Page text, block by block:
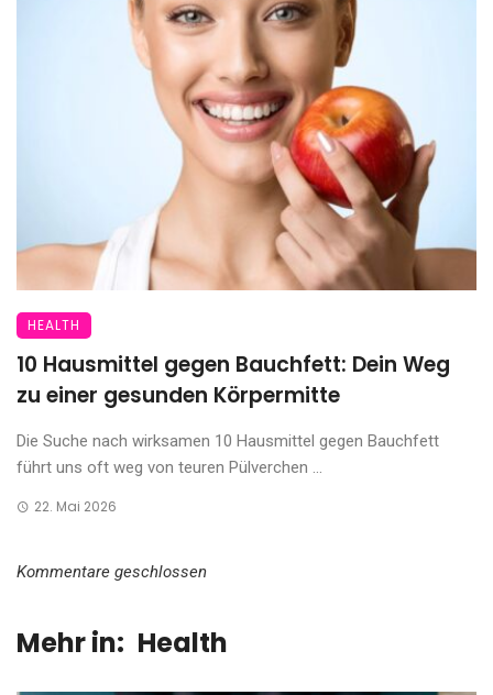
HEALTH
10 Hausmittel gegen Bauchfett: Dein Weg
zu einer gesunden Körpermitte
Die Suche nach wirksamen 10 Hausmittel gegen Bauchfett
führt uns oft weg von teuren Pülverchen ...
22. Mai 2026
Kommentare geschlossen
Mehr in: Health